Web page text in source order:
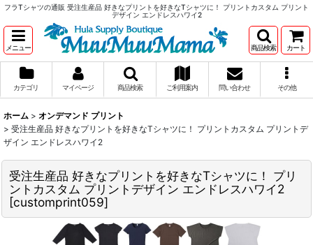
フラTシャツの通販 受注生産品 好きなプリントを好きなTシャツに！ プリントカスタム プリント
デザイン エンドレスハワイ2
メニュー 商品検索 カート
カテゴリ マイページ 商品検索 ご利用案内 問い合わせ その他
ホーム > オンデマンド プリント
> 受注生産品 好きなプリントを好きなTシャツに！ プリントカスタム プリントデ
ザイン エンドレスハワイ2
受注生産品 好きなプリントを好きなTシャツに！ プリ
ントカスタム プリントデザイン エンドレスハワイ2
[customprint059]